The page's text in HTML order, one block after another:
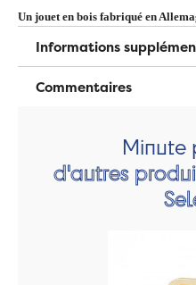
Un jouet en bois fabriqué en
Informations
Commentaires
Minute
d'autres